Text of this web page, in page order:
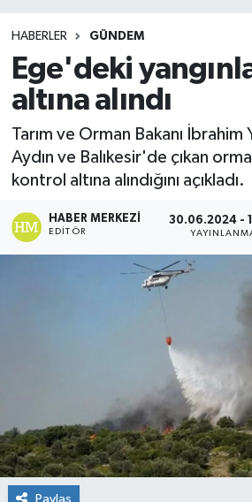
HABERLER GÜNDEM
Ege'deki
altına alındı
Tarım ve Orman Bakanı İbrahim
Aydın ve Balıkesir'de çıkan
kontrol altına alındığını açıkladı.
HABER MERKEZI
EDITÖR
30.06.2024 -
Paylaş